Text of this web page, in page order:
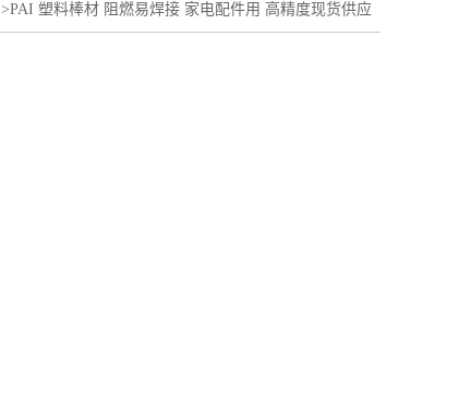
>PAI 塑料棒材 阻燃易焊接 家电配件用 高精度现货供应